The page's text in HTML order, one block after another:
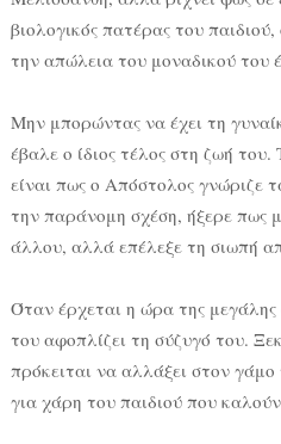
βιολογικός πατέρας του
την απώλεια του μοναδικού του
Μην μπορώντας να έχει τη
έβαλε ο ίδιος τέλος στη ζωή
είναι πως ο Απόστολος γνώριζε
την παράνομη σχέση, ήξερε πως
άλλου, αλλά επέλεξε τη σιωπή
Όταν έρχεται η ώρα της
του αφοπλίζει τη σύζυγό του.
πρόκειται να αλλάξει στον
για χάρη του παιδιού που